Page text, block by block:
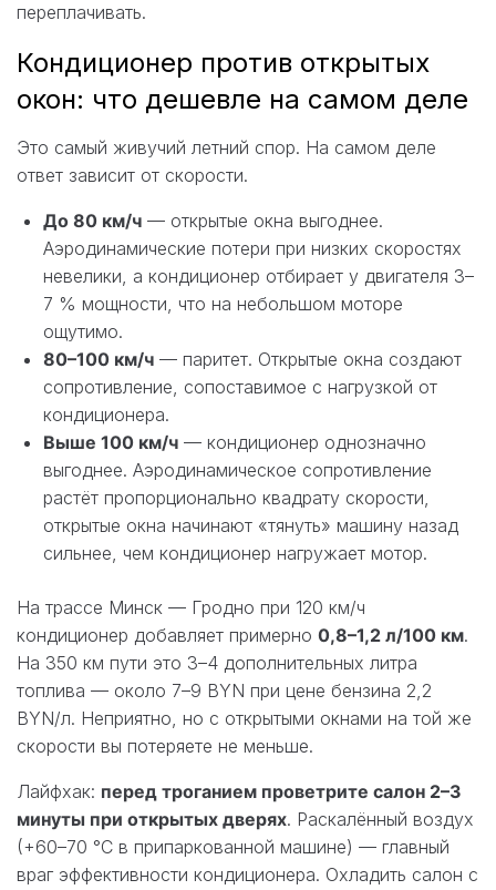
переплачивать.
Кондиционер против открытых
окон: что дешевле на самом деле
Это самый живучий летний спор. На самом деле
ответ зависит от скорости.
До 80 км/ч — открытые окна выгоднее.
Аэродинамические потери при низких скоростях
невелики, а кондиционер отбирает у двигателя 3–
7 % мощности, что на небольшом моторе
ощутимо.
80–100 км/ч — паритет. Открытые окна создают
сопротивление, сопоставимое с нагрузкой от
кондиционера.
Выше 100 км/ч — кондиционер однозначно
выгоднее. Аэродинамическое сопротивление
растёт пропорционально квадрату скорости,
открытые окна начинают «тянуть» машину назад
сильнее, чем кондиционер нагружает мотор.
На трассе Минск — Гродно при 120 км/ч
кондиционер добавляет примерно 0,8–1,2 л/100 км.
На 350 км пути это 3–4 дополнительных литра
топлива — около 7–9 BYN при цене бензина 2,2
BYN/л. Неприятно, но с открытыми окнами на той же
скорости вы потеряете не меньше.
Лайфхак: перед троганием проветрите салон 2–3
минуты при открытых дверях. Раскалённый воздух
(+60–70 °C в припаркованной машине) — главный
враг эффективности кондиционера. Охладить салон с